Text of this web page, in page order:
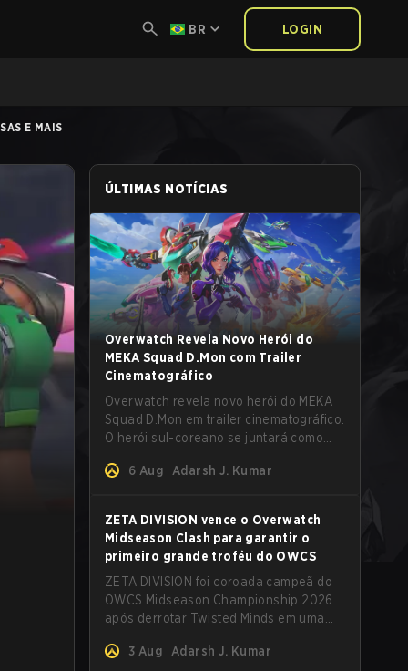
BR LOGIN
E MAIS
ÚLTIMAS NOTÍCIAS
Overwatch Revela Novo Herói do
MEKA Squad D.Mon com Trailer
Cinematográfico
Overwatch revela novo herói do MEKA
Squad D.Mon em trailer cinematográfico.
O herói sul-coreano se juntará como
6 Aug
Adarsh J. Kumar
ZETA DIVISION vence o Overwatch
Midseason Clash para garantir o
primeiro grande troféu do OWCS
ZETA DIVISION foi coroada campeã do
OWCS Midseason Championship 2026
após derrotar Twisted Minds em uma
first-to-four.
3 Aug Adarsh J. Kumar